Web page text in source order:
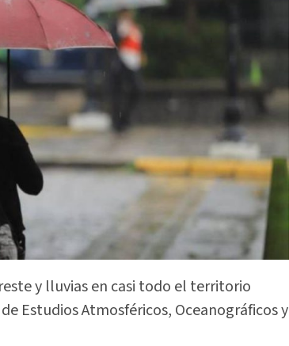
y lluvias en casi todo el territorio
Estudios Atmosféricos, Oceanográficos y